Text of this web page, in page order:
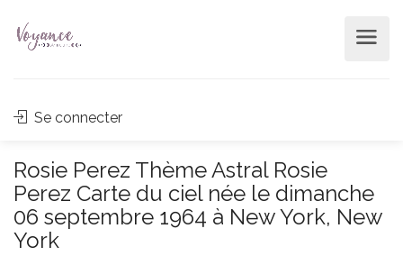
Se connecter
Rosie Perez Thème Astral Rosie
Perez Carte du ciel née le dimanche
06 septembre 1964 à New York, New
York